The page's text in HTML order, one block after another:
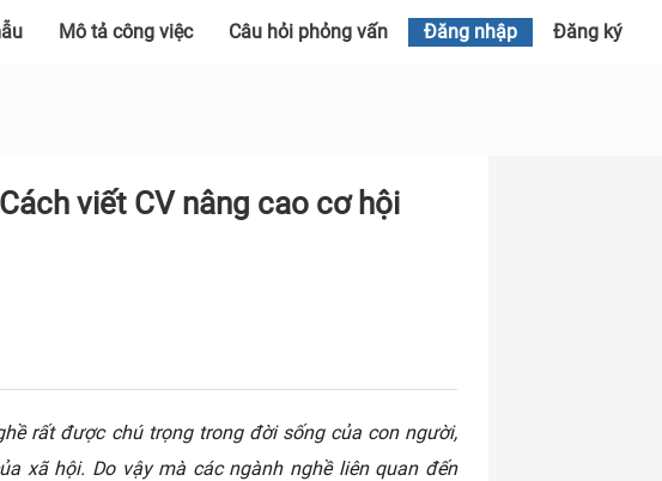
Mô tả công việc Câu hỏi phỏng vấn Đăng nhập Đăng ký
viết CV nâng cao cơ hội
rất được chú trọng trong đời sống của con người,
xã hội. Do vậy mà các ngành nghề liên quan đến